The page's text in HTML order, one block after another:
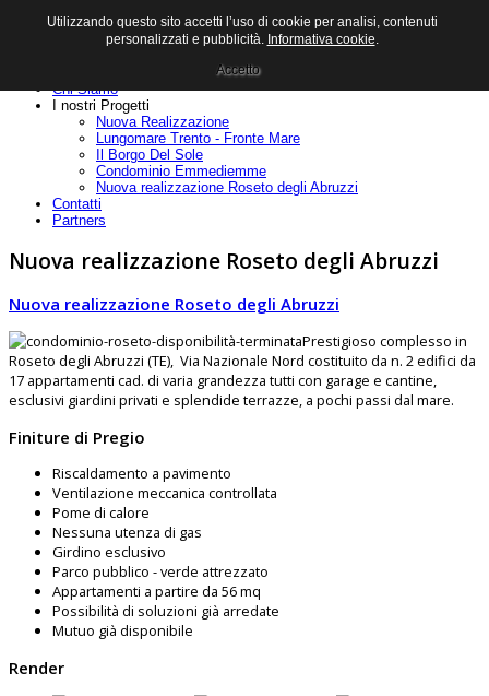
Chi Siamo
I nostri Progetti
Nuova Realizzazione
Lungomare Trento - Fronte Mare
Il Borgo Del Sole
Condominio Emmediemme
Nuova realizzazione Roseto degli Abruzzi
Contatti
Partners
Nuova realizzazione Roseto degli Abruzzi
Nuova realizzazione Roseto degli Abruzzi
Prestigioso complesso in
Roseto degli Abruzzi (TE), Via Nazionale Nord costituito da n. 2 edifici da
17 appartamenti cad. di varia grandezza tutti con garage e cantine,
esclusivi giardini privati e splendide terrazze, a pochi passi dal mare.
Finiture di Pregio
Riscaldamento a pavimento
Ventilazione meccanica controllata
Pome di calore
Nessuna utenza di gas
Girdino esclusivo
Parco pubblico - verde attrezzato
Appartamenti a partire da 56 mq
Possibilità di soluzioni già arredate
Mutuo già disponibile
Render
Utilizzando questo sito accetti l’uso di cookie per analisi, contenuti
personalizzati e pubblicità. Informativa cookie.
Accetto